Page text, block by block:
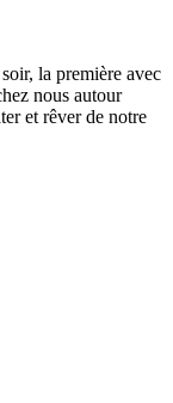
la première avec
nous autour
et rêver de notre